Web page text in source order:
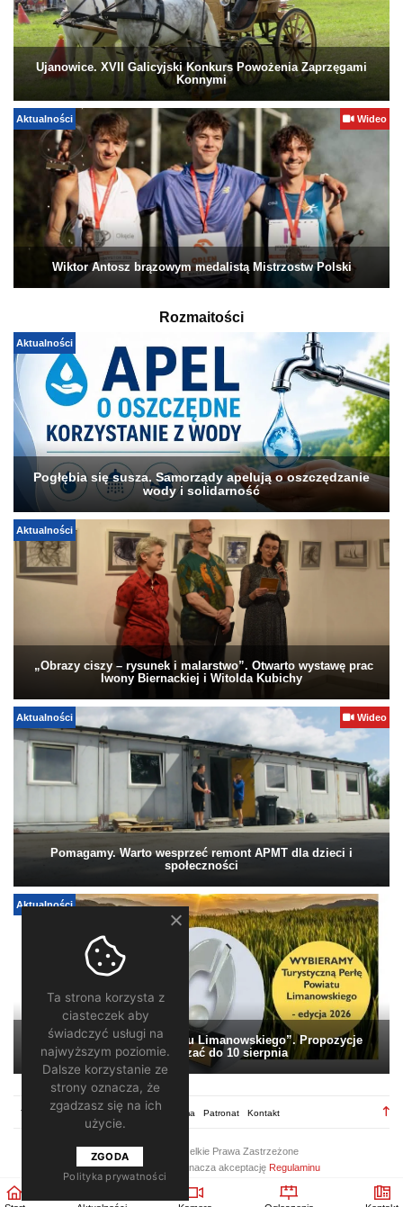
Ujanowice. XVII Galicyjski Konkurs Powożenia Zaprzęgami
Konnymi
Aktualności Wideo
Wiktor Antosz brązowym medalistą Mistrzostw Polski
Rozmaitości
Aktualności
Pogłębia się susza. Samorządy apelują o oszczędzanie
wody i solidarność
Aktualności
„Obrazy ciszy – rysunek i malarstwo”. Otwarto wystawę prac
Iwony Biernackiej i Witolda Kubichy
Aktualności Wideo
Pomagamy. Warto wesprzeć remont APMT dla dzieci i
społeczności
Aktualności
„Turystyczna Perła Powiatu Limanowskiego”. Propozycje
można zgłaszać do 10 sierpnia
Regulamin Redakcja Reklama Patronat Kontakt
2026 ©
/ Wszelkie Prawa Zastrzeżone
Korzystanie z portalu oznacza akceptację Regulaminu
Ta strona korzysta z
ciasteczek aby
świadczyć usługi na
najwyższym poziomie.
Dalsze korzystanie ze
strony oznacza, że
zgadzasz się na ich
użycie.
ZGODA
Polityka prywatności